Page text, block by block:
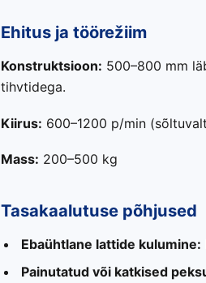
Ehitus ja töörežiim
Konstruktsioon: 500–800 mm
tihvtidega.
Kiirus: 600–1200 p/min
Mass: 200–500 kg
Tasakaalutuse põhjused
Ebaühtlane lattide kulumine:
Painutatud või katkised